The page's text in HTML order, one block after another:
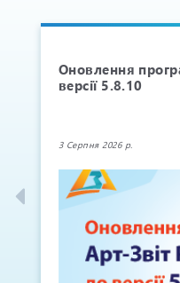
Оновлення
версії 5.8.10
3 Серпня 2026 р.